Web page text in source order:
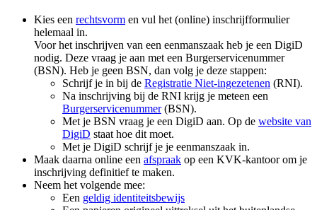
Kies een rechtsvorm en vul het (online) inschrijfformulier
helemaal in.
Voor het inschrijven van een eenmanszaak heb je een DigiD
nodig. Deze vraag je aan met een Burgerservicenummer
(BSN). Heb je geen BSN, dan volg je deze stappen:
Schrijf je in bij de Registratie Niet-ingezetenen (RNI).
Na inschrijving bij de RNI krijg je meteen een
Burgerservicenummer(BSN).
Met je BSN vraag je een DigiD aan. Op de website van
DigiD staat hoe dit moet.
Met je DigiD schrijf je je eenmanszaak in.
Maak daarna online een afspraak op een KVK-kantoor om je
inschrijving definitief te maken.
Neem het volgende mee:
Een geldig identiteitsbewijs